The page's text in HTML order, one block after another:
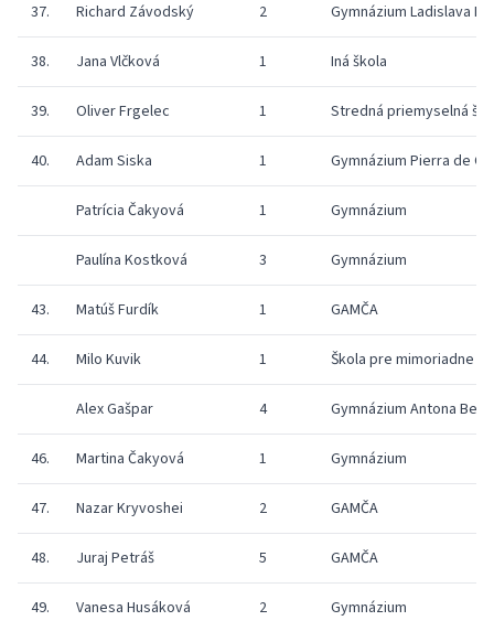
37. Richard Závodský 2 Gymnázium Ladislava
38. Jana Vlčková 1 Iná škola
39. Oliver Frgelec 1 Stredná priemyselná
40. Adam Siska 1 Gymnázium Pierra de
Patrícia Čakyová 1 Gymnázium
Paulína Kostková 3 Gymnázium
43. Matúš Furdík 1 GAMČA
44. Milo Kuvik 1 Škola pre mimoriadne
Alex Gašpar 4 Gymnázium Antona
46. Martina Čakyová 1 Gymnázium
47. Nazar Kryvoshei 2 GAMČA
48. Juraj Petráš 5 GAMČA
49. Vanesa Husáková 2 Gymnázium